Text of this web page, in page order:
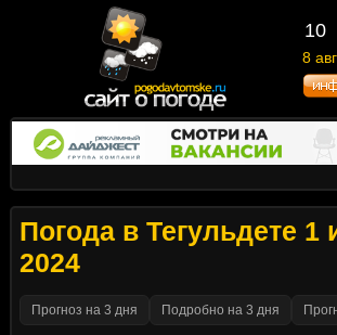
10
8
Погода в Тегульдете 1
2024
Прогноз на 3 дня Подробно на 3 дня